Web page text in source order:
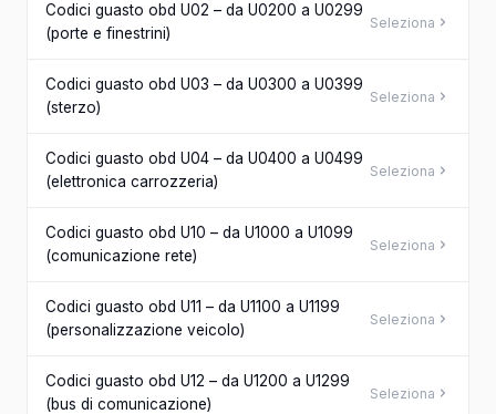
Codici guasto obd U02 – da U0200 a U0299
(porte e finestrini)
Seleziona
Codici guasto obd U03 – da U0300 a U0399
(sterzo)
Seleziona
Codici guasto obd U04 – da U0400 a U0499
(elettronica carrozzeria)
Seleziona
Codici guasto obd U10 – da U1000 a U1099
(comunicazione rete)
Seleziona
Codici guasto obd U11 – da U1100 a U1199
(personalizzazione veicolo)
Seleziona
Codici guasto obd U12 – da U1200 a U1299
(bus di comunicazione)
Seleziona